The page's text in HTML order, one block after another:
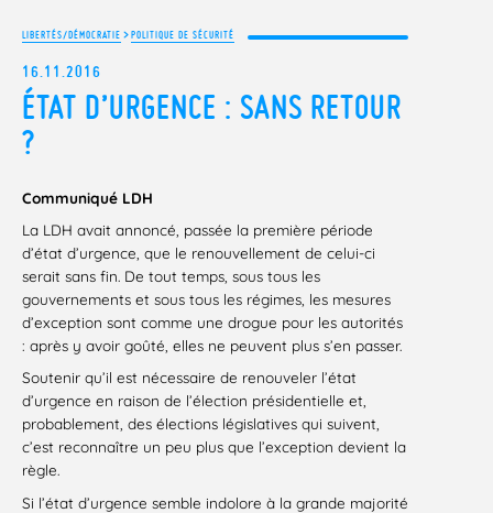
LIBERTÉS/DÉMOCRATIE >POLITIQUE DE SÉCURITÉ
16.11.2016
ÉTAT D’URGENCE : SANS RETOUR
?
Communiqué LDH
La LDH avait annoncé, passée la première période
d’état d’urgence, que le renouvellement de celui-ci
serait sans fin. De tout temps, sous tous les
gouvernements et sous tous les régimes, les mesures
d’exception sont comme une drogue pour les autorités
: après y avoir goûté, elles ne peuvent plus s’en passer.
Soutenir qu’il est nécessaire de renouveler l’état
d’urgence en raison de l’élection présidentielle et,
probablement, des élections législatives qui suivent,
c’est reconnaître un peu plus que l’exception devient la
règle.
Si l’état d’urgence semble indolore à la grande majorité